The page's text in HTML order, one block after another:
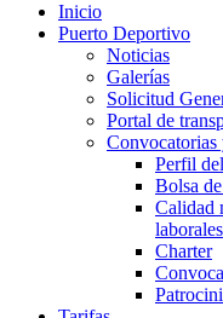
Inicio
Puerto Deportivo
Noticias
Galerías
Solicitud
Portal de
Convocatorias
Perfil
Bolsa
Calidad
laborales
Charter